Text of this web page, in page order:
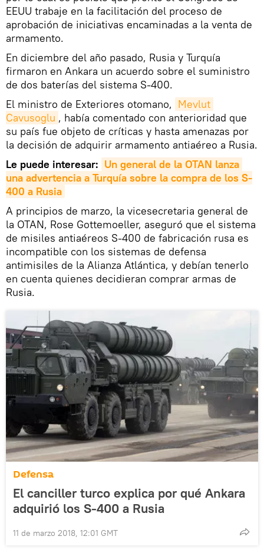
EEUU trabaje en la facilitación del proceso de
aprobación de iniciativas encaminadas a la venta de
armamento.
En diciembre del año pasado, Rusia y Turquía
firmaron en Ankara un acuerdo sobre el suministro
de dos baterías del sistema S-400.
El ministro de Exteriores otomano, Mevlut
Cavusoglu , había comentado con anterioridad que
su país fue objeto de críticas y hasta amenazas por
la decisión de adquirir armamento antiaéreo a Rusia.
Le puede interesar: Un general de la OTAN lanza
una advertencia a Turquía sobre la compra de los S-
400 a Rusia
A principios de marzo, la vicesecretaria general de
la OTAN, Rose Gottemoeller, aseguró que el sistema
de misiles antiaéreos S-400 de fabricación rusa es
incompatible con los sistemas de defensa
antimisiles de la Alianza Atlántica, y debían tenerlo
en cuenta quienes decidieran comprar armas de
Rusia.
Defensa
El canciller turco explica por qué Ankara
adquirió los S-400 a Rusia
11 de marzo 2018, 12:01 GMT